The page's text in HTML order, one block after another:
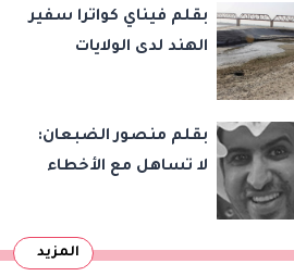
بقلم فيناي كواترا سفير
الهند لدى الولايات
وقت طويل من تعليق
الهند العمل بها
بقلم منصور الضبعان:
لا تساهل مع الأخطاء
المزيد